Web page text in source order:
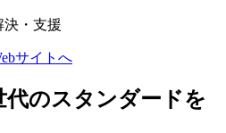
決・支援
サイトへ
代のスタンダードを